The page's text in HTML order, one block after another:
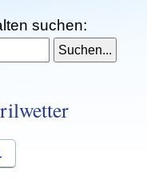
suchen: